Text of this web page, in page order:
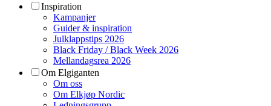
Inspiration
Kampanjer
Guider & inspiration
Julklappstips 2026
Black Friday / Black Week 2026
Mellandagsrea 2026
Om Elgiganten
Om oss
Om Elkjøp Nordic